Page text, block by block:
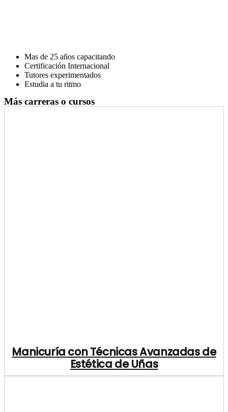
Mas de 25 años capacitando
Certificación Internacional
Tutores experimentados
Estudia a tu ritmo
Más carreras o cursos
Manicuría con Técnicas Avanzadas de
Estética de Uñas